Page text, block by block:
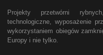
Projekty przetwórni
technologiczne, wyposażenie
wykorzystaniem obiegów
Europy i nie tylko.